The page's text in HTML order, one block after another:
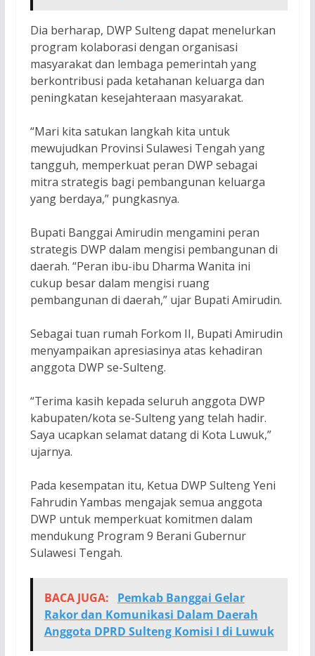
Dia berharap, DWP Sulteng dapat menelurkan
program kolaborasi dengan organisasi
masyarakat dan lembaga pemerintah yang
berkontribusi pada ketahanan keluarga dan
peningkatan kesejahteraan masyarakat.
“Mari kita satukan langkah kita untuk
mewujudkan Provinsi Sulawesi Tengah yang
tangguh, memperkuat peran DWP sebagai
mitra strategis bagi pembangunan keluarga
yang berdaya,” pungkasnya.
Bupati Banggai Amirudin mengamini peran
strategis DWP dalam mengisi pembangunan di
daerah. “Peran ibu-ibu Dharma Wanita ini
cukup besar dalam mengisi ruang
pembangunan di daerah,” ujar Bupati Amirudin.
Sebagai tuan rumah Forkom II, Bupati Amirudin
menyampaikan apresiasinya atas kehadiran
anggota DWP se-Sulteng.
“Terima kasih kepada seluruh anggota DWP
kabupaten/kota se-Sulteng yang telah hadir.
Saya ucapkan selamat datang di Kota Luwuk,”
ujarnya.
Pada kesempatan itu, Ketua DWP Sulteng Yeni
Fahrudin Yambas mengajak semua anggota
DWP untuk memperkuat komitmen dalam
mendukung Program 9 Berani Gubernur
Sulawesi Tengah.
BACA JUGA:
Pemkab Banggai Gelar
Rakor dan Komunikasi Dalam Daerah
Anggota DPRD Sulteng Komisi I di Luwuk